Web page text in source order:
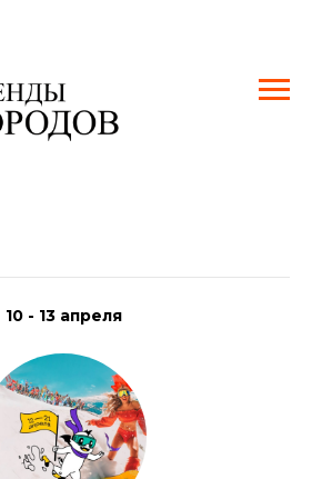
10 - 13 апреля